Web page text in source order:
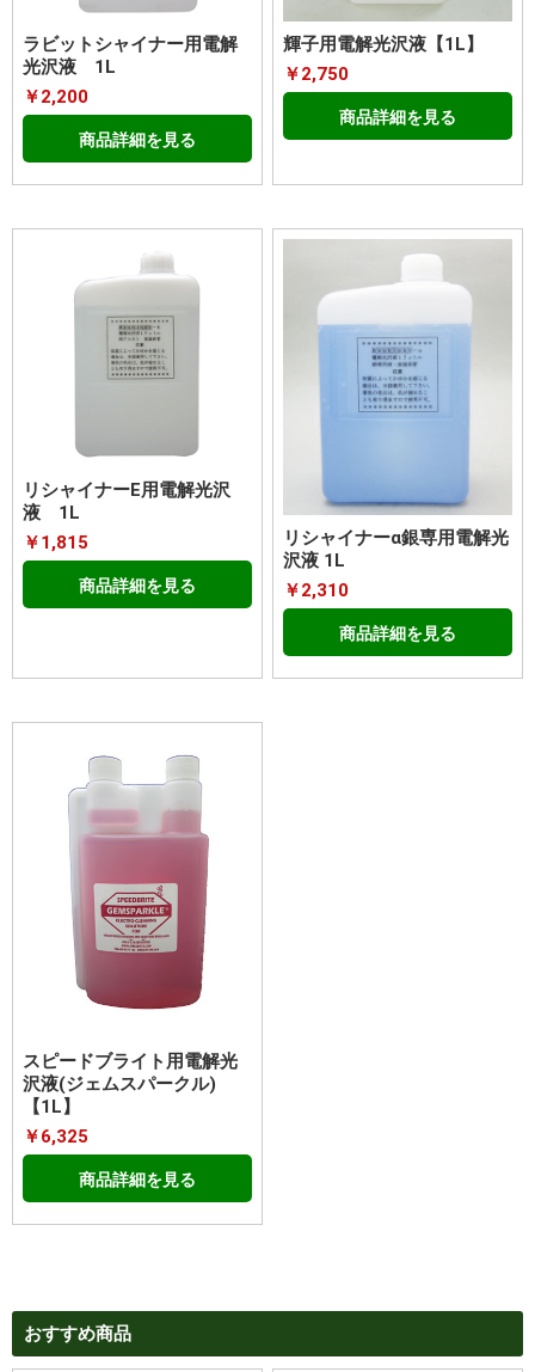
ラビットシャイナー用電解
光沢液 1L
￥2,200
商品詳細を見る
輝子用電解光沢液【1L】
￥2,750
商品詳細を見る
リシャイナーE用電解光沢
液 1L
￥1,815
商品詳細を見る
リシャイナーα銀専用電解光
沢液 1L
￥2,310
商品詳細を見る
スピードブライト用電解光
沢液(ジェムスパークル)
【1L】
￥6,325
商品詳細を見る
おすすめ商品